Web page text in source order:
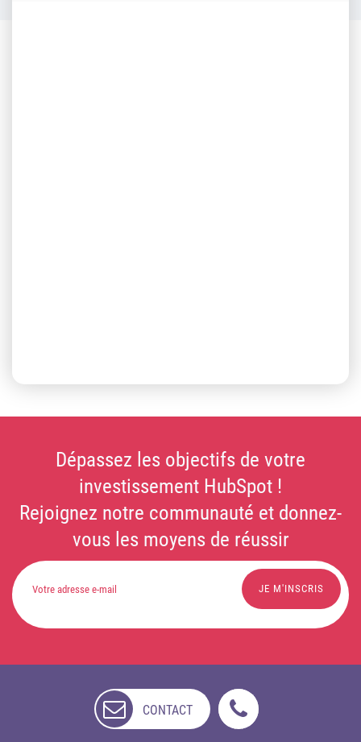
Dépassez les objectifs de votre
investissement HubSpot !
Rejoignez notre communauté et donnez-
vous les moyens de réussir
CONTACT
DISPONIBLE